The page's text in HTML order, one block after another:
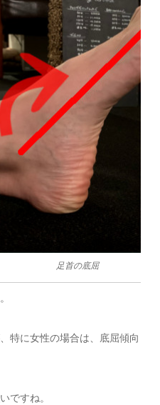
足首の底屈
特に女性の場合は、底屈傾向
ですね。